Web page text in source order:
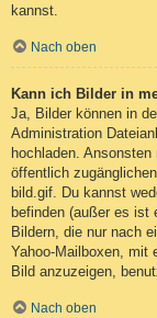
kannst.
Nach oben
Kann ich Bilder in
Ja, Bilder können in
Administration
hochladen.
öffentlich
bild.gif. Du kannst
befinden (außer es ist
Bildern, die nur nach
Yahoo-Mailboxen, mit
Bild anzuzeigen,
Nach oben